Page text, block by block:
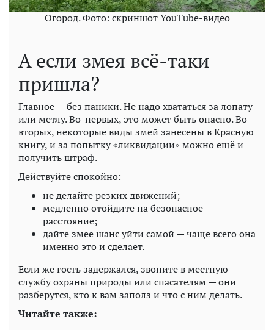
Огород. Фото: скриншот YouTube-видео
А если змея всё-таки
пришла?
Главное — без паники. Не надо хвататься за лопату
или метлу. Во-первых, это может быть опасно. Во-
вторых, некоторые виды змей занесены в Красную
книгу, и за попытку «ликвидации» можно ещё и
получить штраф.
Действуйте спокойно:
не делайте резких движений;
медленно отойдите на безопасное
расстояние;
дайте змее шанс уйти самой — чаще всего она
именно это и сделает.
Если же гость задержался, звоните в местную
службу охраны природы или спасателям — они
разберутся, кто к вам заполз и что с ним делать.
Читайте также: